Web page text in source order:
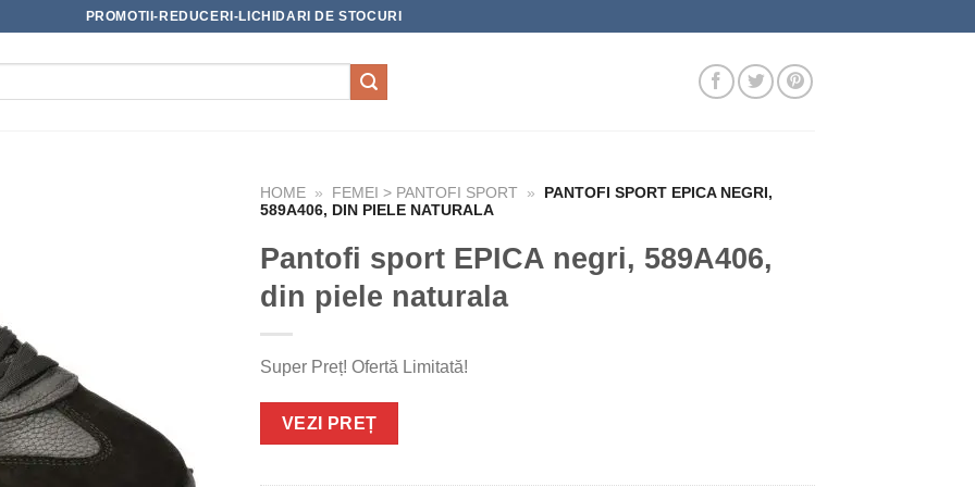
PROMOTII-REDUCERI-LICHIDARI DE STOCURI
HOME » FEMEI > PANTOFI SPORT »
PANTOFI SPORT EPICA NEGRI,
589A406, DIN PIELE NATURALA
Pantofi sport EPICA negri, 589A406,
din piele naturala
Super Preț! Ofertă Limitată!
VEZI PREȚ